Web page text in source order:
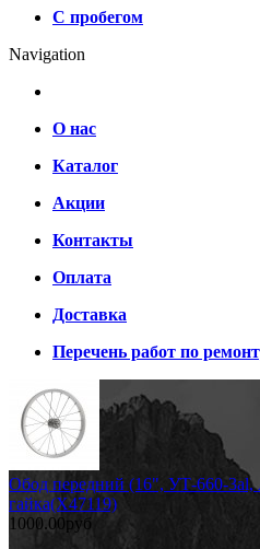
С пробегом
Navigation
О нас
Каталог
Акции
Контакты
Оплата
Доставка
Перечень работ по
Обод передний (16", УТ-660-
гайка(Х47119)
1000.00руб